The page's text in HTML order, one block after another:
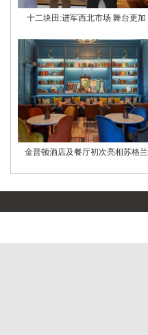
十二块田:进军西北市场 舞台更加
金普顿酒店及餐厅初次亮相苏格兰